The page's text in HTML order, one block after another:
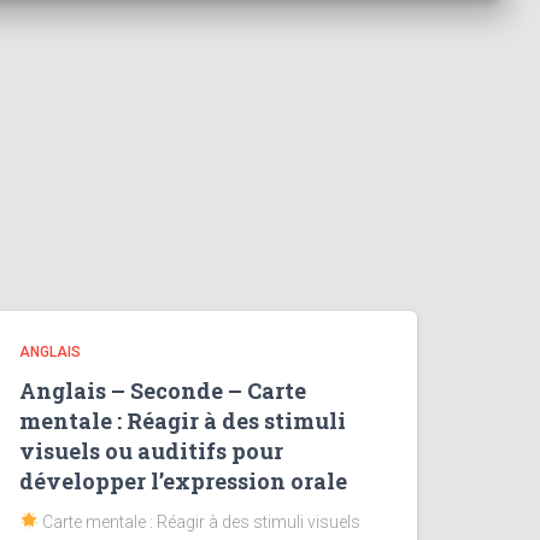
ANGLAIS
Anglais – Seconde – Carte
mentale : Réagir à des stimuli
visuels ou auditifs pour
développer l’expression orale
Carte mentale : Réagir à des stimuli visuels